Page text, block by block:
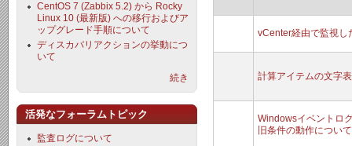
vCenter経由で監視し
計算アイテムの文字
Windowsイベントロ
旧条件の動作について
CentOS 7 (Zabbix 5.2) から Rocky
Linux 10 (最新版) への移行およびア
ップグレード手順について
ディスカバリアクションの挙動につ
いて
続き
活発なフォーラムトピック
監査ログについて